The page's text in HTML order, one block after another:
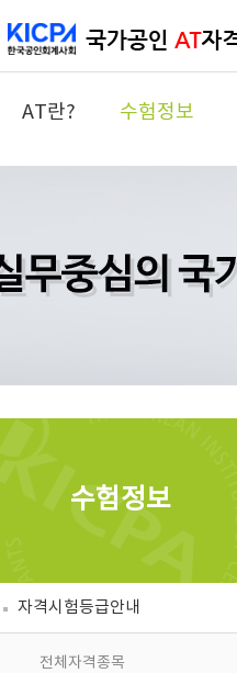
AT란? 수험정보
수험정보
자격시험등급안내
전체자격종목